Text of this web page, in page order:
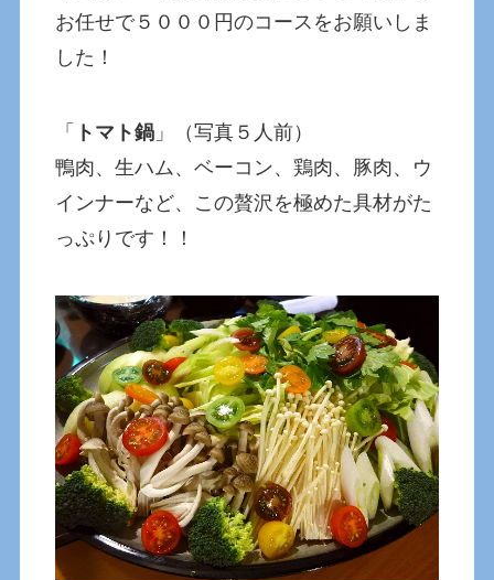
お任せで５０００円のコースをお願いしま
した！
「 トマト鍋 」（写真５人前）
鴨肉、生ハム、ベーコン、鶏肉、豚肉、ウ
インナーなど、この贅沢を極めた具材がた
っぷりです！！